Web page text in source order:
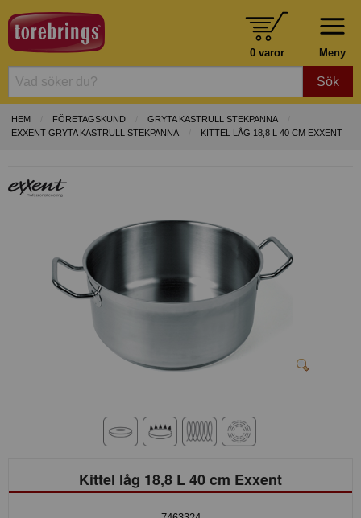
Meny
0 varor
Sök
HEM FÖRETAGSKUND
GRYTA KASTRULL STEKPANNA
EXXENT GRYTA KASTRULL STEKPANNA
KITTEL LÅG 18,8 L 40 CM EXXENT
Kittel låg 18,8 L 40 cm Exxent